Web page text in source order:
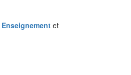
Enseignement et